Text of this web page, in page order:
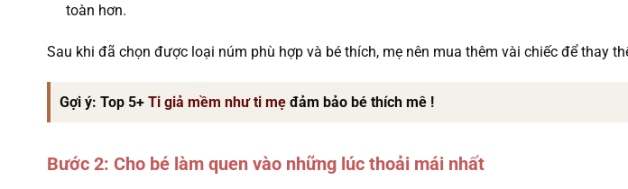
toàn hơn.
Sau khi đã chọn được loại núm phù hợp và bé thích, mẹ nên mua thêm vài chiếc để thay
Gợi ý: Top 5+ Ti giả mềm như ti mẹ đảm bảo bé thích mê !
Bước 2: Cho bé làm quen vào những lúc thoải mái nhất